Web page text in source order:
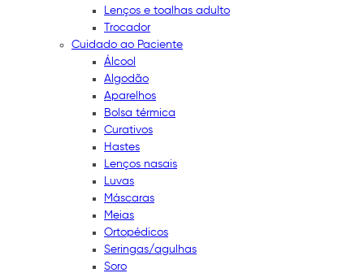
Lenços e toalhas adulto
Trocador
Cuidado ao Paciente
Álcool
Algodão
Aparelhos
Bolsa térmica
Curativos
Hastes
Lenços nasais
Luvas
Máscaras
Meias
Ortopédicos
Seringas/agulhas
Soro